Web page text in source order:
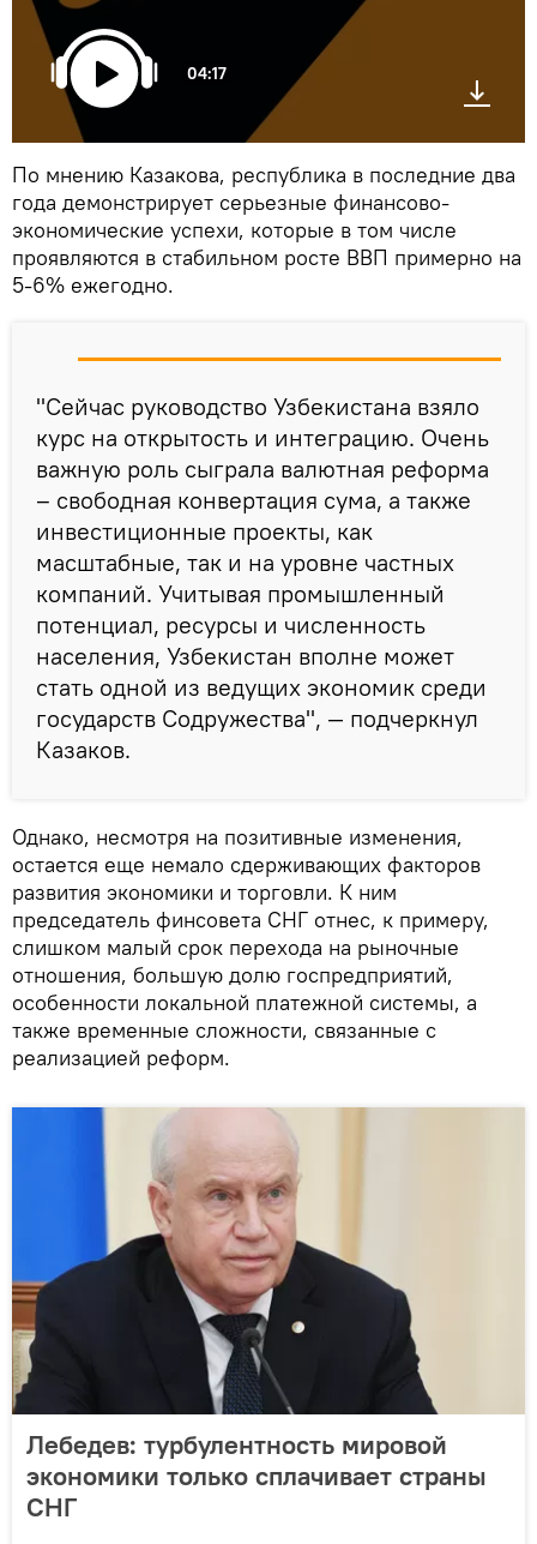
04:17
По мнению Казакова, республика в последние два
года демонстрирует серьезные финансово-
экономические успехи, которые в том числе
проявляются в стабильном росте ВВП примерно на
5-6% ежегодно.
"Сейчас руководство Узбекистана взяло
курс на открытость и интеграцию. Очень
важную роль сыграла валютная реформа
– свободная конвертация сума, а также
инвестиционные проекты, как
масштабные, так и на уровне частных
компаний. Учитывая промышленный
потенциал, ресурсы и численность
населения, Узбекистан вполне может
стать одной из ведущих экономик среди
государств Содружества", — подчеркнул
Казаков.
Однако, несмотря на позитивные изменения,
остается еще немало сдерживающих факторов
развития экономики и торговли. К ним
председатель финсовета СНГ отнес, к примеру,
слишком малый срок перехода на рыночные
отношения, большую долю госпредприятий,
особенности локальной платежной системы, а
также временные сложности, связанные с
реализацией реформ.
Лебедев: турбулентность мировой
экономики только сплачивает страны
СНГ